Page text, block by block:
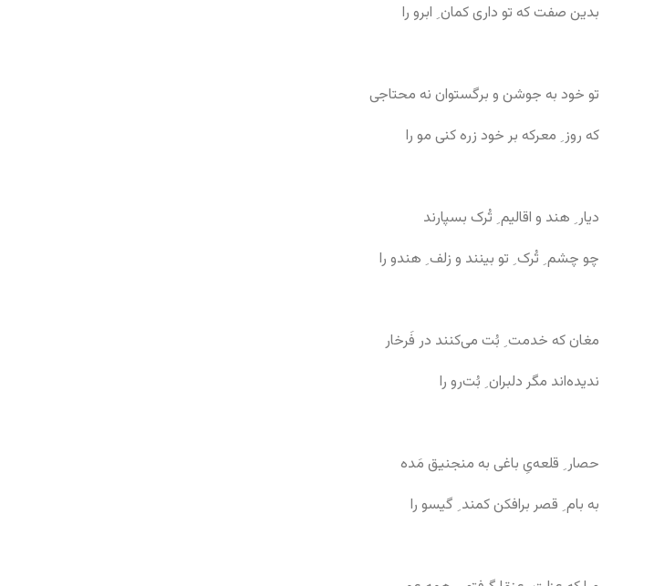
بدین صفت که تو داری کمان ِ ابرو را
تو خود به جوشن و برگستوان نه محتاجی
که روز ِ معرکه بر خود زره کنی مو را
دیار ِ هند و اقالیم ِ تُرک بسپارند
چو چشم ِ تُرک ِ تو بینند و زلف ِ هندو را
مغان که خدمت ِ بُت می‌کنند در فَرخار
ندیده‌اند مگر دلبران ِ بُت‌رو را
حصار ِ قلعه‌یِ باغی به منجنیق مَده
به بام ِ قصر برافکن کمند ِ گیسو را